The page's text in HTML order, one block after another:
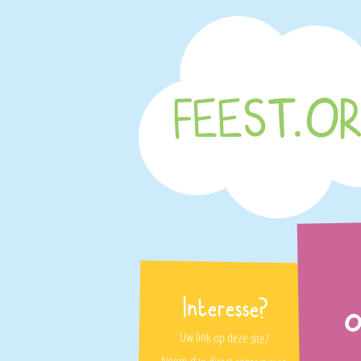
Interesse?
Uw link op deze site?